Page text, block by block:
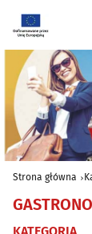
Strona główna
KATEGORIA